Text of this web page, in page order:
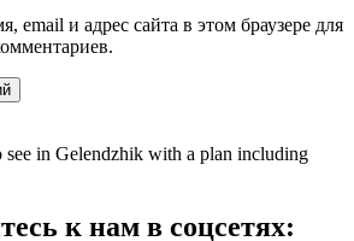
email и адрес сайта в этом браузере для
see in Gelendzhik with a plan including
к нам в соцсетях: